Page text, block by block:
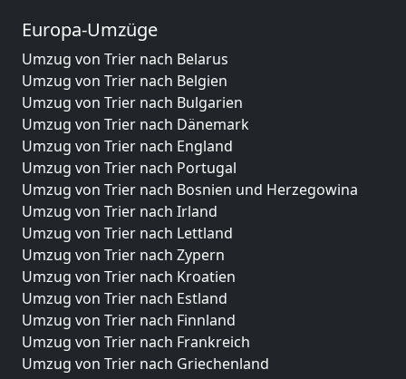
Europa-Umzüge
Umzug von Trier nach Belarus
Umzug von Trier nach Belgien
Umzug von Trier nach Bulgarien
Umzug von Trier nach Dänemark
Umzug von Trier nach England
Umzug von Trier nach Portugal
Umzug von Trier nach Bosnien und Herzegowina
Umzug von Trier nach Irland
Umzug von Trier nach Lettland
Umzug von Trier nach Zypern
Umzug von Trier nach Kroatien
Umzug von Trier nach Estland
Umzug von Trier nach Finnland
Umzug von Trier nach Frankreich
Umzug von Trier nach Griechenland